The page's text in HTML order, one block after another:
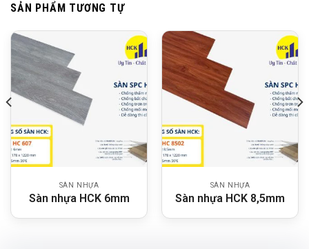
SẢN PHẨM TƯƠNG TỰ
SÀN NHỰA
Sàn nhựa HCK 6mm
SÀN NHỰA
Sàn nhựa HCK 8,5mm